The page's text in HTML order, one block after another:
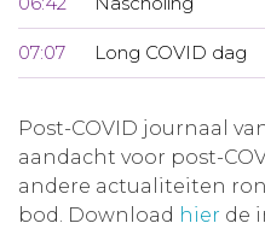
07:07 Long COVID dag
Post-COVID journaal
aandacht voor post-
andere actualiteiten
bod. Download hier de